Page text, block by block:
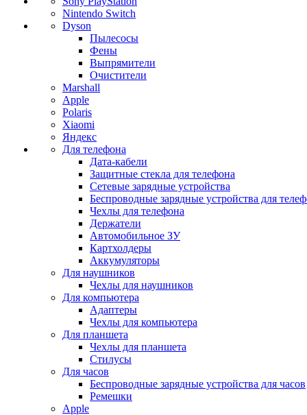
Nintendo Switch
Dyson
Пылесосы
Фены
Выпрямители
Очистители
Marshall
Apple
Polaris
Xiaomi
Яндекс
Для телефона
Дата-кабели
Защитные стекла для телефона
Сетевые зарядные устройства
Беспроводные зарядные устройства для
Чехлы для телефона
Держатели
Автомобильное ЗУ
Картхолдеры
Аккумуляторы
Для наушников
Чехлы для наушников
Для компьютера
Адаптеры
Чехлы для компьютера
Для планшета
Чехлы для планшета
Стилусы
Для часов
Беспроводные зарядные устройства для часов
Ремешки
Apple